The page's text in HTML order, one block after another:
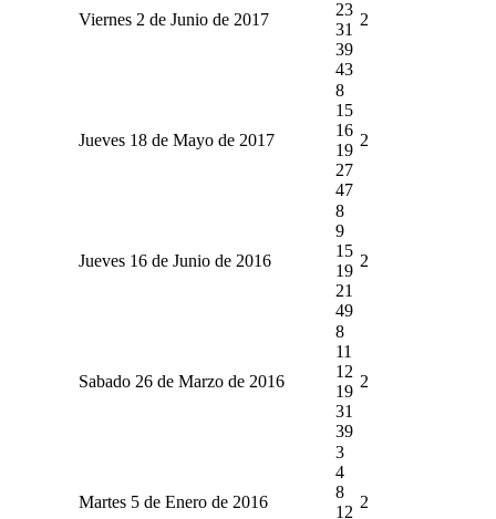
Viernes 2 de Junio de 2017
23
31
39
43
2
Jueves 18 de Mayo de 2017
8
15
16
19
27
47
2
Jueves 16 de Junio de 2016
8
9
15
19
21
49
2
Sabado 26 de Marzo de 2016
8
11
12
19
31
39
2
Martes 5 de Enero de 2016
3
4
8
12
2